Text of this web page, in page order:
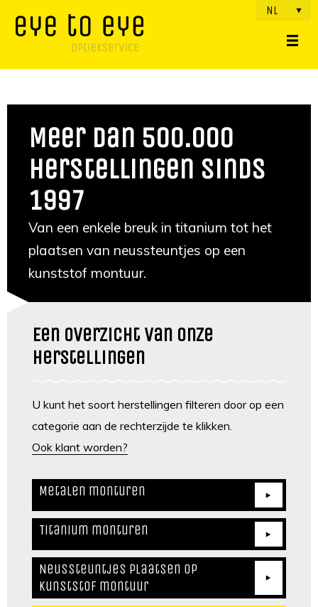
NL
Meer dan 500.000
herstellingen sinds
1997
Van een enkele breuk in titanium tot het
plaatsen van neussteuntjes op een
kunststof montuur.
Een overzicht van onze
herstellingen
U kunt het soort herstellingen filteren door op een
categorie aan de rechterzijde te klikken.
Ook klant worden?
Metalen monturen
Titanium monturen
Neussteuntjes plaatsen op
kunststof montuur